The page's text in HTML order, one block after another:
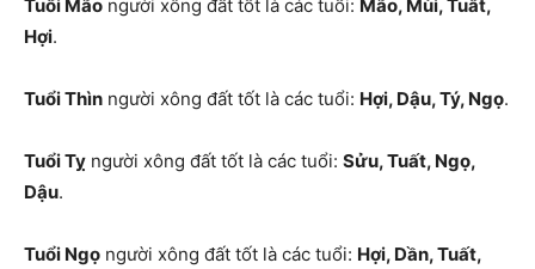
Tuổi Mão người xông đất tốt là các tuổi: Mão, Mùi, Tuất,
Hợi.
Tuổi Thìn người xông đất tốt là các tuổi: Hợi, Dậu, Tý, Ngọ.
Tuổi Tỵ người xông đất tốt là các tuổi: Sửu, Tuất, Ngọ,
Dậu.
Tuổi Ngọ người xông đất tốt là các tuổi: Hợi, Dần, Tuất,